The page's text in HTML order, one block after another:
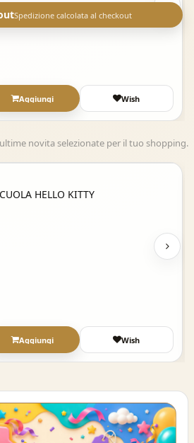
Spedizione calcolata al checkout
Aggiungi Wish
novita selezionate per il tuo shopping.
Acquisto Veloce
HELLO KITTY
Aggiungi Wish